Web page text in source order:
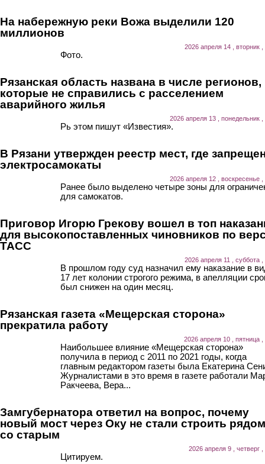
На набережную реки Вожа выделили 120
миллионов
2026 апреля 14 , вторник ,
Фото.
Рязанская область названа в числе регионов,
которые не справились с расселением
аварийного жилья
2026 апреля 13 , понедельник ,
Рь этом пишут «Известия».
В Рязани утвержден реестр мест, где
электросамокаты
2026 апреля 12 , воскресенье ,
Ранее было выделено четыре зоны для
для самокатов.
Приговор Игорю Грекову вошел в топ
для высокопоставленных чиновников по
ТАСС
2026 апреля 11 , суббота ,
В прошлом году суд назначил ему наказание в
17 лет колонии строгого режима, в апелляции
был снижен на один месяц.
Рязанская газета «Мещерская сторона»
прекратила работу
2026 апреля 10 , пятница ,
Наибольшее влияние «Мещерская сторона»
получила в период с 2011 по 2021 годы, когда
главным редактором газеты была Екатерина
Журналистами в это время в газете работали
Ракчеева, Вера...
Замгубернатора ответил на вопрос, почему
новый мост через Оку не стали строить рядом
со старым
2026 апреля 9 , четверг ,
Цитируем.